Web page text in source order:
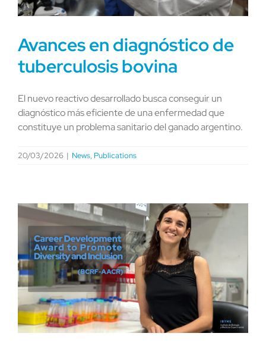
Avances en diagnóstico de
tuberculosis bovina
El nuevo reactivo desarrollado busca conseguir un
diagnóstico más eficiente de una enfermedad que
constituye un problema sanitario del ganado argentino.
20/03/2026 | News, Publications